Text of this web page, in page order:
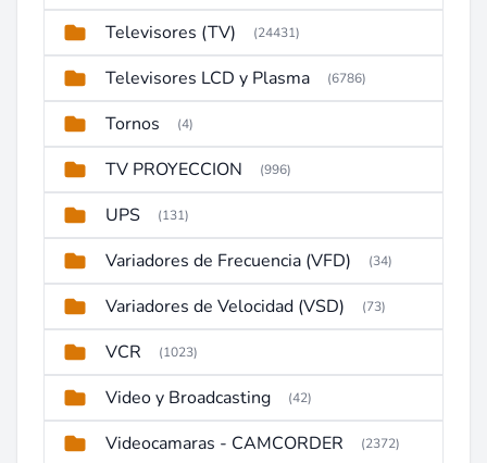
Televisores (TV) (24431)
Televisores LCD y Plasma (6786)
Tornos (4)
TV PROYECCION (996)
UPS (131)
Variadores de Frecuencia (VFD) (34)
Variadores de Velocidad (VSD) (73)
VCR (1023)
Video y Broadcasting (42)
Videocamaras - CAMCORDER (2372)